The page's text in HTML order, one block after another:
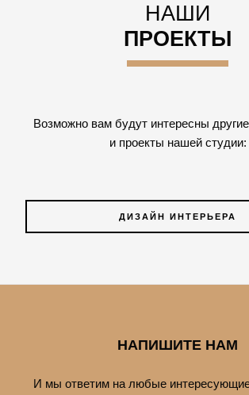
НАШИ
ПРОЕКТЫ
Возможно вам будут интересны
и проекты нашей студии:
ДИЗАЙН ИНТЕРЬЕРА
НАПИШИТЕ НАМ
И мы ответим на любые